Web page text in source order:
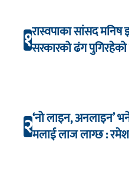
१रास्वपाका सांसद
सरकारको ढंग
२‘नो लाइन, अनलाइन’
मलाई लाज लाग्छ : रमेश